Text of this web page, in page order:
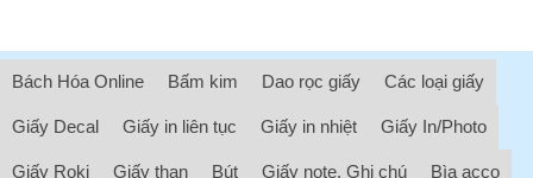
Bách Hóa Online Bấm kim Dao rọc giấy Các loại giấy
Giấy Decal Giấy in liên tục Giấy in nhiệt Giấy In/Photo
Giấy Roki Giấy than Bút Giấy note, Ghi chú Bìa acco